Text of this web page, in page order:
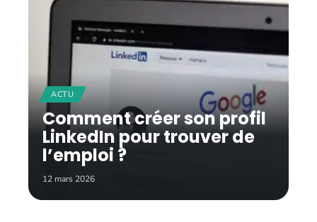
ACTU
Comment créer son profil
LinkedIn pour trouver de
l’emploi ?
12 mars 2026